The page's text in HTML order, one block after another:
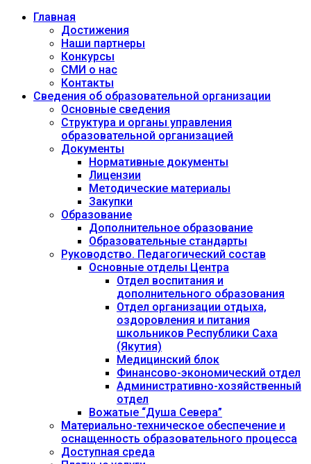
Главная
Достижения
Наши партнеры
Конкурсы
СМИ о нас
Контакты
Сведения об образовательной организации
Основные сведения
Структура и органы управления
образовательной организацией
Документы
Нормативные документы
Лицензии
Методические материалы
Закупки
Образование
Дополнительное образование
Образовательные стандарты
Руководство. Педагогический состав
Основные отделы Центра
Отдел воспитания и
дополнительного образования
Отдел организации отдыха,
оздоровления и питания
школьников Республики Саха
(Якутия)
Медицинский блок
Финансово-экономический отдел
Административно-хозяйственный
отдел
Вожатые “Душа Севера”
Материально-техническое обеспечение и
оснащенность образовательного процесса
Доступная среда